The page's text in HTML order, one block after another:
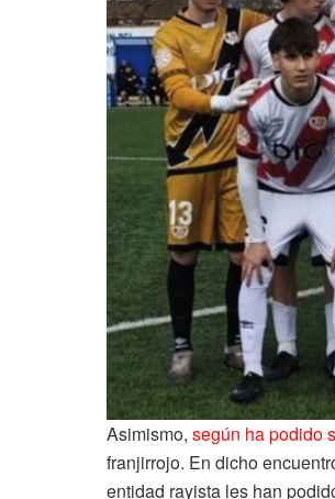
Asimismo, según ha podido
franjirrojo. En dicho
entidad rayista les han